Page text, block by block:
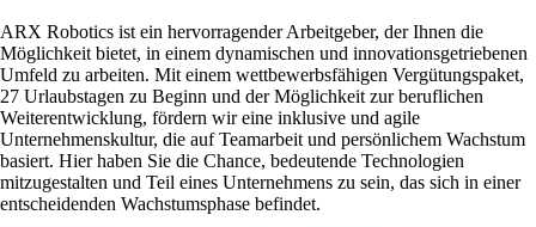
ARX Robotics ist ein hervorragender Arbeitgeber, der Ihnen die
Möglichkeit bietet, in einem dynamischen und innovationsgetriebenen
Umfeld zu arbeiten. Mit einem wettbewerbsfähigen Vergütungspaket,
27 Urlaubstagen zu Beginn und der Möglichkeit zur beruflichen
Weiterentwicklung, fördern wir eine inklusive und agile
Unternehmenskultur, die auf Teamarbeit und persönlichem Wachstum
basiert. Hier haben Sie die Chance, bedeutende Technologien
mitzugestalten und Teil eines Unternehmens zu sein, das sich in einer
entscheidenden Wachstumsphase befindet.